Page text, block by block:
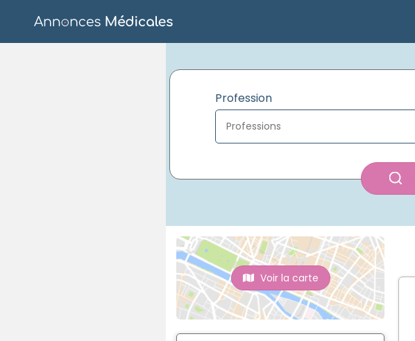
Profession
Voir la carte